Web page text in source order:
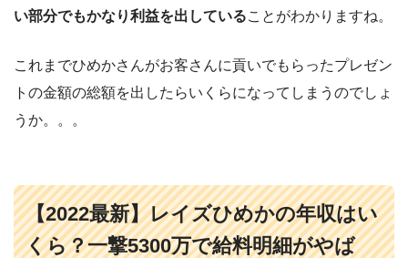
い部分でもかなり利益を出していることがわかりますね。
これまでひめかさんがお客さんに貢いでもらったプレゼン
トの金額の総額を出したらいくらになってしまうのでしょ
うか。。。
【2022最新】レイズひめかの年収はい
くら？一撃5300万で給料明細がやば